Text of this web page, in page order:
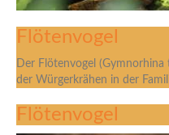
Flötenvogel
Der Flötenvogel
der Würgerkrähen in der
Flötenvogel